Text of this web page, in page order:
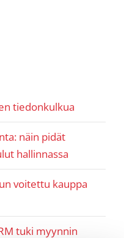
tiedonkulkua
näin pidät
hallinnassa
voitettu kauppa
tuki myynnin